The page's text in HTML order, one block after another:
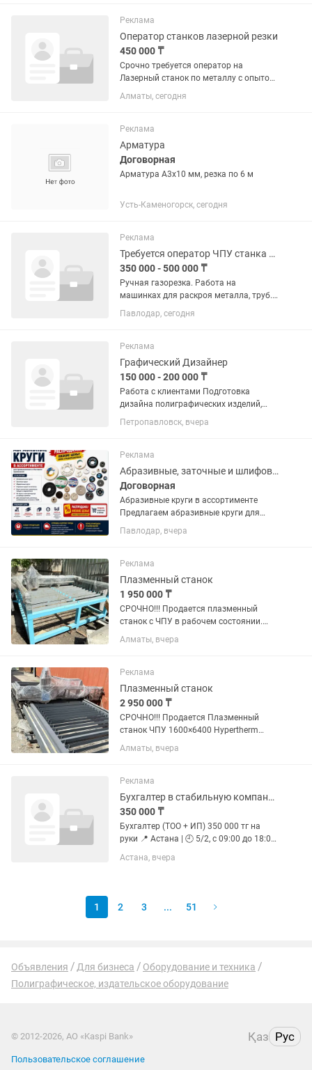
Травертин.У нас прямые поставки с...
Реклама
Оператор станков лазерной резки
450 000 ₸
Срочно требуется оператор на
Лазерный станок по металлу с опытом
работы и умением знанием чертежей и
подготовки. Требования Принял заказ
толщину листа выполнил...
Алматы, сегодня
Реклама
Арматура
Договорная
Арматура А3х10 мм, резка по 6 м
Усть-Каменогорск, сегодня
Реклама
Требуется оператор ЧПУ станка лазерной резки
350 000 - 500 000 ₸
Ручная газорезка. Работа на
машинках для раскроя металла, труб.
Работа на газоплазменных станках.
Дисциплинированность, аккуратность.
работу, подработок нет! Нужен...
Павлодар, сегодня
Реклама
Графический Дизайнер
150 000 - 200 000 ₸
Работа с клиентами Подготовка
дизайна полиграфических изделий,
рекламных вывесок, баннеров, макетов
для лазерной резки. Главное - навыки
учиться и...
Петропавловск, вчера
Реклама
Абразивные, заточные и шлифовальные круги по низкой цене, распродажа
Договорная
Абразивные круги в ассортименте
Предлагаем абразивные круги для
промышленного и бытового
применения. В наличии: —
круги — Обдирочные круги — Отрезные
круги по...
Павлодар, вчера
Реклама
Плазменный станок
1 950 000 ₸
СРОЧНО!!! Продается плазменный
станок с ЧПУ в рабочем состоянии.
Отличный вариант для малого и
среднего производства. Основные
стола: 1550×3200 мм Источник
плазмы:...
Алматы, вчера
Реклама
Плазменный станок
2 950 000 ₸
СРОЧНО!!! Продается Плазменный
станок ЧПУ 1600×6400 Hypertherm
Powermax 65 Основные
характеристики: Размер рабочего
плазмы: Hypertherm Powermax 65 (65А)
Толщина...
Алматы, вчера
Реклама
Бухгалтер в стабильную компанию
350 000 ₸
Бухгалтер (ТОО + ИП) 350 000 тг на
руки 📍 Астана | 🕘 5/2, с 09:00 до 18:00
который любит порядок, точность и
Астана, вчера
1 2 3 ... 51
Объявления Для бизнеса
Оборудование и техника
Полиграфическое, издательское оборудование
© 2012-2026, АО «Kaspi Bank» Қаз Рус
Пользовательское соглашение